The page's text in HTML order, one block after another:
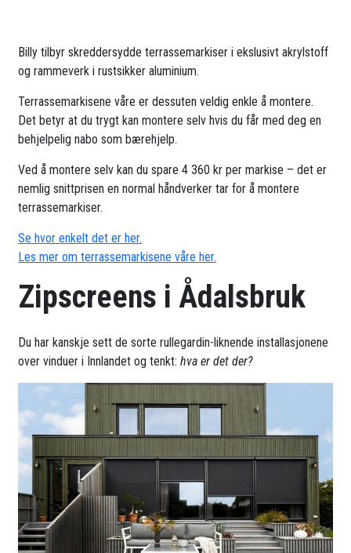
Billy tilbyr skreddersydde terrassemarkiser i ekslusivt akrylstoff
og rammeverk i rustsikker aluminium.
Terrassemarkisene våre er dessuten veldig enkle å montere.
Det betyr at du trygt kan montere selv hvis du får med deg en
behjelpelig nabo som bærehjelp.
Ved å montere selv kan du spare 4 360 kr per markise – det er
nemlig snittprisen en normal håndverker tar for å montere
terrassemarkiser.
Se hvor enkelt det er her.
Les mer om terrassemarkisene våre her.
Zipscreens i Ådalsbruk
Du har kanskje sett de sorte rullegardin-liknende installasjonene
over vinduer i Innlandet og tenkt:hva er det der?